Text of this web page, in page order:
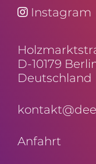
Instagram
D-10179
Deutschland
Anfahrt